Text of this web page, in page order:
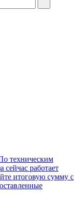
техническим
сейчас работает
итоговую сумму с